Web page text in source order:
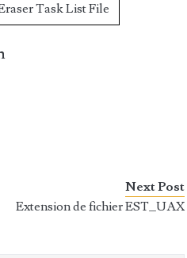
Task List File
Next Post
Extension de fichier EST_UAX